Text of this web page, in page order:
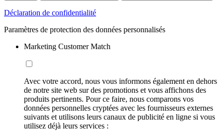
Déclaration de confidentialité
Paramètres de protection des données personnalisés
Marketing Customer Match
Avec votre accord, nous vous informons également en dehors
de notre site web sur des promotions et vous affichons des
produits pertinents. Pour ce faire, nous comparons vos
données personnelles cryptées avec les fournisseurs externes
suivants et utilisons leurs canaux de publicité en ligne si vous
utilisez déjà leurs services :